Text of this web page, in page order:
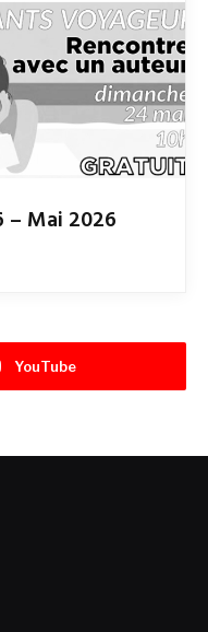
– Mai 2026
YouTube